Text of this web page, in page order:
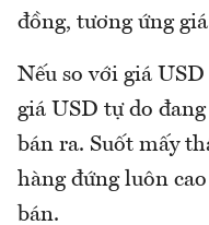
đồng, tương ứng
Nếu so với giá
giá USD tự do
bán ra. Suốt mấy
hàng đứng luôn
bán.